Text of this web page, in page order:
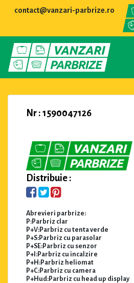
contact@vanzari-parbrize.ro
Nr : 1590047126
Distribuie :
Abrevieri parbrize:
P:Parbriz clar
P+V:Parbriz cu tenta verde
P+S:Parbriz cu parasolar
P+SE:Parbriz cu senzor
P+I:Parbriz cu incalzire
P+H:Parbriz heliomat
P+C:Parbriz cu camera
P+Hud:Parbriz cu head up display